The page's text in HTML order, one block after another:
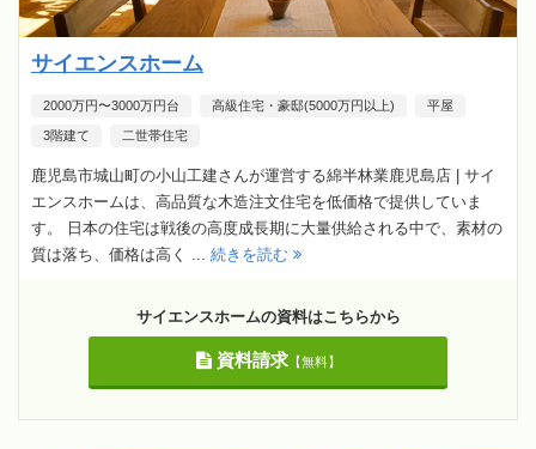
サイエンスホーム
2000万円〜3000万円台 高級住宅・豪邸(5000万円以上) 平屋
3階建て 二世帯住宅
鹿児島市城山町の小山工建さんが運営する綿半林業鹿児島店 | サイ
エンスホームは、高品質な木造注文住宅を低価格で提供していま
す。 日本の住宅は戦後の高度成長期に大量供給される中で、素材の
質は落ち、価格は高く ... 続きを読む
サイエンスホームの資料はこちらから
資料請求【無料】